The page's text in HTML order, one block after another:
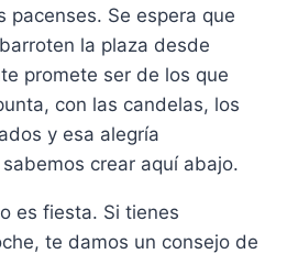
pacenses. Se espera que
la plaza desde
promete ser de los que
con las candelas, los
y esa alegría
crear aquí abajo.
es fiesta. Si tienes
te damos un consejo de